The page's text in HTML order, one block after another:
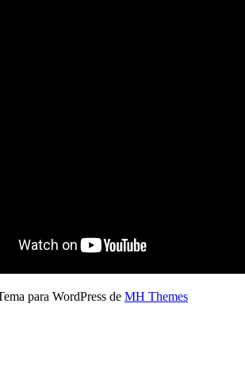
para WordPress de MH Themes